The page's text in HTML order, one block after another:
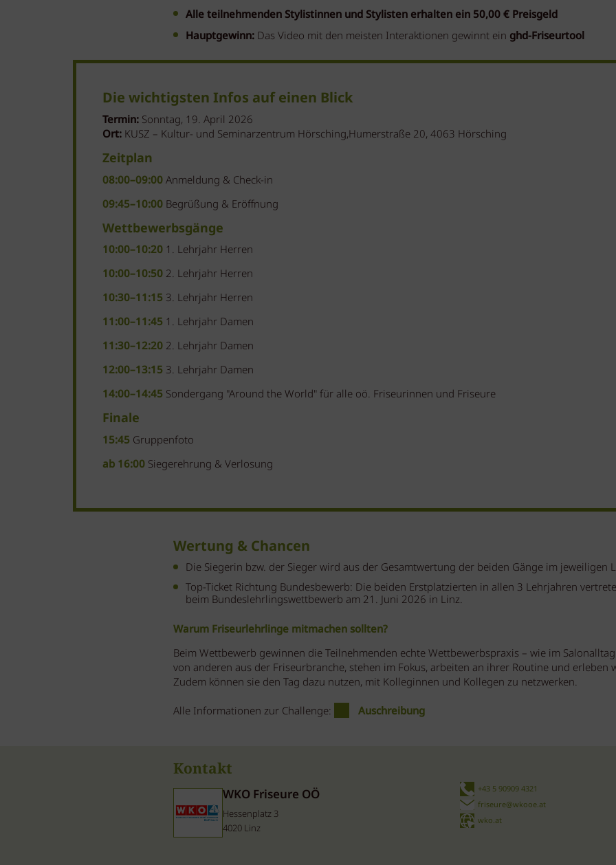
Alle teilnehmenden Stylistinnen und Stylisten erhalten ein 50,00 € Preisgeld
Hauptgewinn:Das Video mit den meisten Interaktionen gewinnt ein ghd-Friseurtool
Die wichtigsten Infos auf einen Blick
Termin: Sonntag, 19. April 2026
Ort: KUSZ – Kultur- und Seminarzentrum Hörsching,Humerstraße 20, 4063 Hörsching
Zeitplan
08:00–09:00Anmeldung & Check-in
09:45–10:00 Begrüßung & Eröffnung
Wettbewerbsgänge
10:00–10:20 1. Lehrjahr Herren
10:00–10:50 2. Lehrjahr Herren
10:30–11:15 3. Lehrjahr Herren
11:00–11:45 1. Lehrjahr Damen
11:30–12:20 2. Lehrjahr Damen
12:00–13:15 3. Lehrjahr Damen
14:00–14:45 Sondergang "Around the World" für alle oö. Friseurinnen und Friseure
Finale
15:45 Gruppenfoto
ab 16:00 Siegerehrung & Verlosung
Wertung & Chancen
Die Siegerin bzw. der Sieger wird aus der Gesamtwertung der beiden Gänge im jeweiligen
Top-Ticket Richtung Bundesbewerb: Die beiden Erstplatzierten in allen 3 Lehrjahren
beim Bundeslehrlingswettbewerb am 21. Juni 2026 in Linz.
Warum Friseurlehrlinge mitmachen sollten?
Beim Wettbewerb gewinnen die Teilnehmenden echte Wettbewerbspraxis – wie im
von anderen aus der Friseurbranche, stehen im Fokus, arbeiten an ihrer Routine und erleben
Zudem können sie den Tag dazu nutzen, mit Kolleginnen und Kollegen zu netzwerken.
Alle Informationen zur Challenge:
Auschreibung
Kontakt
WKO Friseure OÖ
Hessenplatz 3
4020 Linz
+43 5 90909 4321
friseure@wkooe.at
wko.at